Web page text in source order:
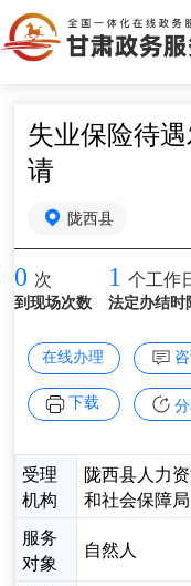
失业保险待
请
陇西县
0 次
到现场次数
1 个工作
法定办结时
在线办理
下载
受理
机构
陇西县人力
和社会保障局
服务
对象
自然人